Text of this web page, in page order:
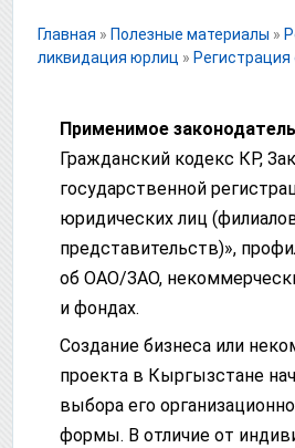
Главная » Полезные материалы »
ликвидация юрлиц » Регистрация
Применимое
Гражданский кодекс КР,
государственной
юридических лиц
представительств)»,
об ОАО/ЗАО,
и фондах.
Создание бизнеса или
проекта в Кыргызстане
выбора его
формы. В отличие от